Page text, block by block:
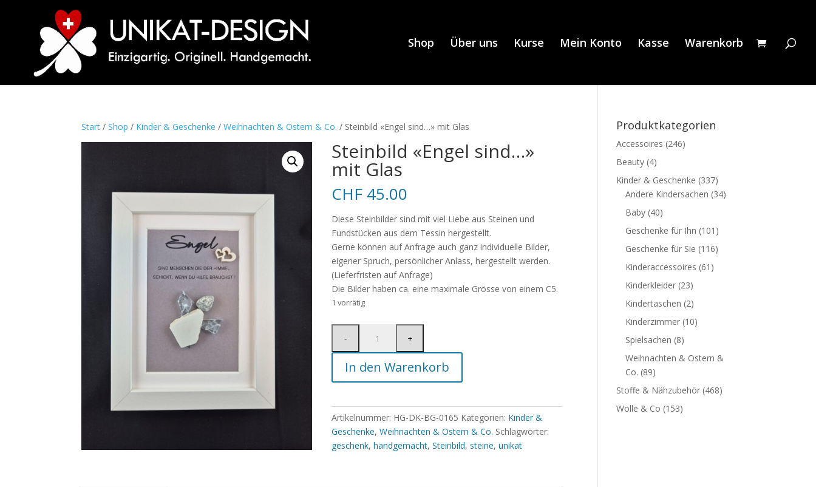
Shop Über uns Kurse Mein Konto Kasse Warenkorb
Start /Shop / Kinder & Geschenke /Weihnachten & Ostern & Co. / Steinbild «Engel sind…» mit Glas
Steinbild «Engel sind…»
mit Glas
CHF 45.00
Diese Steinbilder sind mit viel Liebe aus Steinen und
Fundstücken aus dem Tessin hergestellt.
Gerne können auf Anfrage auch ganz individuelle Bilder,
eigener Spruch, persönlicher Anlass, hergestellt werden.
(Lieferfristen auf Anfrage)
Die Bilder haben ca. eine maximale Grösse von einem C5.
1 vorrätig
In den Warenkorb
Artikelnummer: HG-DK-BG-0165 Kategorien: Kinder &
Geschenke,Weihnachten & Ostern & Co. Schlagwörter:
geschenk,handgemacht,Steinbild,steine,unikat
Produktkategorien
Accessoires (246)
Beauty (4)
Kinder & Geschenke (337)
Andere Kindersachen (34)
Baby (40)
Geschenke für Ihn (101)
Geschenke für Sie (116)
Kinderaccessoires (61)
Kinderkleider (23)
Kindertaschen (2)
Kinderzimmer (10)
Spielsachen (8)
Weihnachten & Ostern &
Co. (89)
Stoffe & Nähzubehör (468)
Wolle & Co (153)